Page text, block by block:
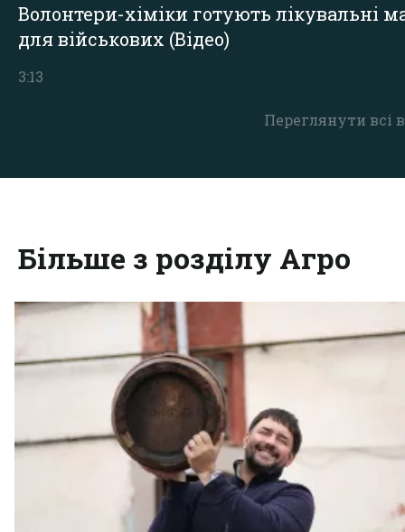
Переглянути всі
Волонтери-хіміки готують лікувальні
для військових (Відео)
3:13
Більше з розділу Агро